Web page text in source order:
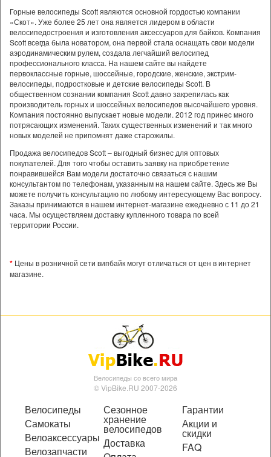
Горные велосипеды Scott являются основной гордостью компании
«Скот». Уже более 25 лет она является лидером в области
велосипедостроения и изготовления аксессуаров для байков. Компания
Scott всегда была новатором, она первой стала оснащать свои модели
аэродинамическим рулем, создала легчайший велосипед
профессионального класса. На нашем сайте вы найдете
первоклассные горные, шоссейные, городские, женские, экстрим-
велосипеды, подростковые и детские велосипеды Scott. В
общественном сознании компания Scott давно закрепилась как
производитель горных и шоссейных велосипедов высочайшего уровня.
Компания постоянно выпускает новые модели. 2012 год принес много
потрясающих изменений. Таких существенных изменений и так много
новых моделей не припомнят даже старожилы.
Продажа велосипедов Scott – выгодный бизнес для оптовых
покупателей. Для того чтобы оставить заявку на приобретение
понравившейся Вам модели достаточно связаться с нашим
консультантом по телефонам, указанным на нашем сайте. Здесь же Вы
можете получить консультацию по любому интересующему Вас вопросу.
Заказы принимаются в нашем интернет-магазине ежедневно с 11 до 21
часа. Мы осуществляем доставку купленного товара по всей
территории России.
* Цены в розничной сети випбайк могут отличаться от цен в интернет
магазине.
Велосипеды со всего мира
© VipBike.RU 2007-2026
Велосипеды
Самокаты
Велоаксессуары
Велозапчасти
Сезонное
хранение
велосипедов
Доставка
Гарантии
Акции и
скидки
FAQ